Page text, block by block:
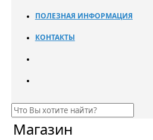
ПОЛЕЗНАЯ ИНФОРМАЦИЯ
КОНТАКТЫ
Магазин